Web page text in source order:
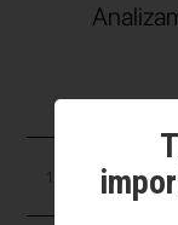
12 febrero 2025